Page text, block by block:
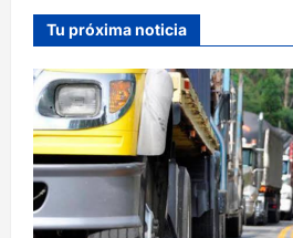
Tu próxima noticia